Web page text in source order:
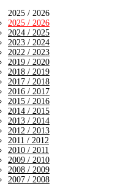
2025 / 2026
2025 / 2026
2024 / 2025
2023 / 2024
2022 / 2023
2019 / 2020
2018 / 2019
2017 / 2018
2016 / 2017
2015 / 2016
2014 / 2015
2013 / 2014
2012 / 2013
2011 / 2012
2010 / 2011
2009 / 2010
2008 / 2009
2007 / 2008